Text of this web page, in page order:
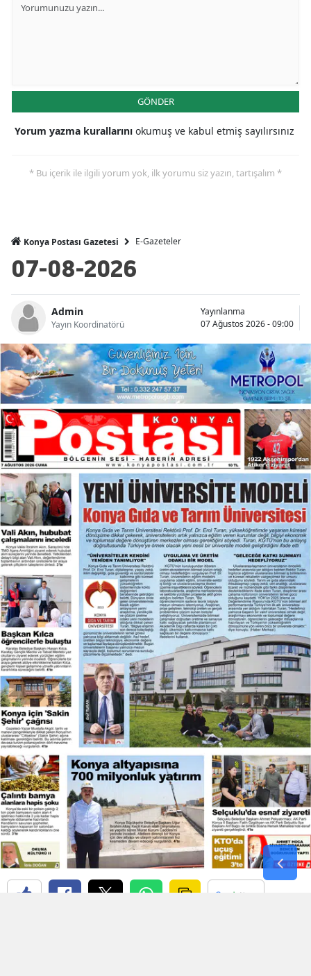
Manisa
Muğla
Ordu
Rize
Sakarya
Samsun
Siirt
Sinop
Sivas
Tekirdağ
Tokat
Trabzon
Tunceli
Şanlıurfa
Uşak
Van
Yozgat
Zonguldak
Aksaray
Bayburt
Karaman
Kırıkkale
Batman
Şırnak
GÖNDER
Yorum yazma kurallarını okumuş ve kabul etmiş sayılırsınız
* Bu içerik ile ilgili yorum yok, ilk yorumu siz yazın, tartışalım *
Konya Postası Gazetesi E-Gazeteler
07-08-2026
Admin
Yayın Koordinatörü
Yayınlanma
07 Ağustos 2026 - 09:00